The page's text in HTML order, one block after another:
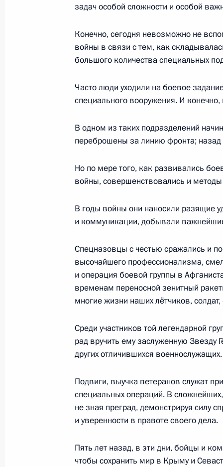
Утверждён перечень поручений по
27 февраля 2019 года, 10:00
26 февраля 2019 года, вторник
26 февраля 2019 года, 15:00
Встреча с председателем
Леонидом Михельсоном
26 февраля 2019 года, 13:55 Москва,
Телефонный разговор с
Эрдоганом
26 февраля 2019 года, 12:10
25 февраля 2019 года,
Телефонный разговор с Премьер-
Пашиняном
25 февраля 2019 года, 14:30
Встреча с Министром
25 февраля 2019 года, 14:10 Москва, Кремль
задач особой сложности и особой
Конечно, сегодня невозможно не
войны в связи с тем, как
большого количества специальных
Часто люди уходили на боевое
специального вооружения. И
В одном из таких подразделений
переброшены за линию фронта; назад
Но по мере того, как развивались
войны, совершенствовались и
В годы войны они наносили разящие
и коммуникации, добывали
Спецназовцы с честью сражались и
высочайшего профессионализма,
и операция боевой группы в
временам переносной зенитный
многие жизни наших лётчиков,
Среди участников той легендарной
рад вручить ему заслуженную Звезду
других отличившихся военнослужащих.
Подвиги, выучка ветеранов служат
специальных операций. В сложнейших,
не зная преград, демонстрируя силу
и уверенности в правоте своего дела.
Пять лет назад, в эти дни, бойцы и
чтобы сохранить мир в Крыму и